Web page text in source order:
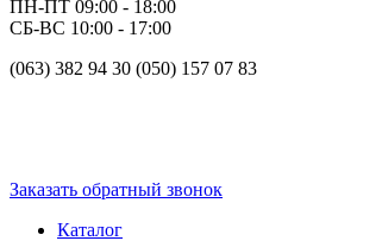
ПН-ПТ 09:00 - 18:00
СБ-ВС 10:00 - 17:00
(063) 382 94 30 (050) 157 07 83
Заказать обратный звонок
Каталог